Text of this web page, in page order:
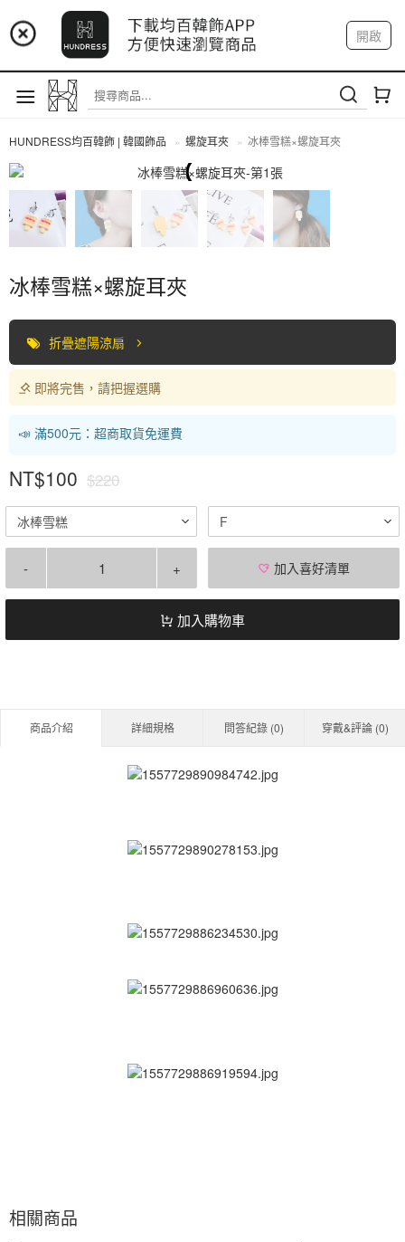
📢 市集預告：9/4-9/6 淡水捷運站
📢 市集預告：9/12-9/13 八里海巡基地
📢 市集預告：8/22-8/23 桃園青埔置地廣場
開啟
註冊 我的帳戶
HUNDRESS均百韓飾 | 韓國飾品 螺旋耳夾 冰棒雪糕×螺旋耳夾
冰棒雪糕×螺旋耳夾
折疊遮陽涼扇
即將完售，請把握選購
📣 滿500元：超商取貨免運費
NT$100 $220
冰棒雪糕 F
- + 加入喜好清單
加入購物車
商品介紹 詳細規格 問答紀錄 (0) 穿戴&評論 (0)
相關商品